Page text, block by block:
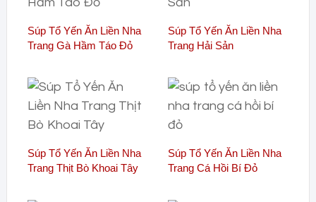
Súp Tổ Yến Ăn Liền Nha
Trang Gà Hầm Táo Đỏ
Súp Tổ Yến Ăn Liền Nha
Trang Hải Sản
Súp Tổ Yến Ăn Liền Nha
Trang Thịt Bò Khoai Tây
Súp Tổ Yến Ăn Liền Nha
Trang Cá Hồi Bí Đỏ